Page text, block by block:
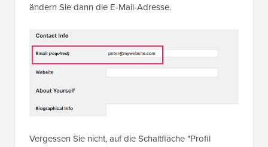
ändern Sie dann die E-Mail-Adresse.
Vergessen Sie nicht, auf die Schaltfläche "Profil